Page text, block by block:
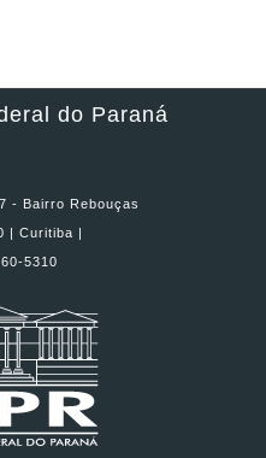
do Paraná
- Bairro Rebouças
| Curitiba |
5310